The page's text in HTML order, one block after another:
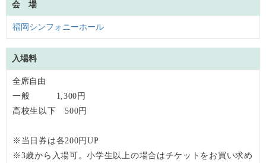
会 場
福岡シンフォニーホール
入場料
全席自由
一般 1,300円
高校生以下 500円
※当日券は各200円UP
※3歳から入場可。小学生 以上の場合はチケットをお買い求め